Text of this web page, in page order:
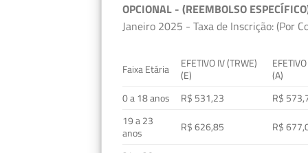
OPCIONAL - (REEMBOLSO
Janeiro 2025 - Taxa de Inscrição: (Por
Faixa Etária
EFETIVO IV (TRWE)
(E)
(A)
0 a 18 anos
R$ 531,23
R$
19 a 23
anos
R$ 626,85
R$